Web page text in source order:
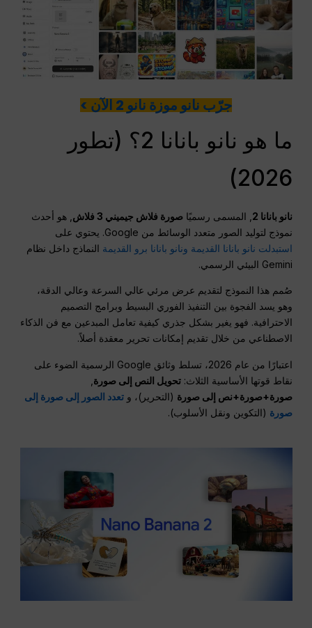
جرّب نانو موزة نانو 2 الآن >
ما هو نانو بانانا 2؟ (تطور
2026)
نانو بانانا 2 , المسمى رسميًاصورة فلاش جيميني 3 فلاش
, هو أحدث
نموذج لتوليد الصور متعدد الوسائط من Google. يحتوي على
استبدلت نانو بانانا القديمة ونانو بانانا برو القديمة النماذج داخل نظام
Gemini البيئي الرسمي.
صُمم هذا النموذج لتقديم عرض مرئي عالي السرعة وعالي الدقة،
وهو يسد الفجوة بين التنفيذ الفوري البسيط وبرامج التصميم
الاحترافية. فهو يغير بشكل جذري كيفية تعامل المبدعين مع فن الذكاء
الاصطناعي من خلال تقديم إمكانات تحرير معقدة أصلاً.
اعتبارًا من عام 2026، تسلط وثائق Google الرسمية الضوء على
نقاط قوتها الأساسية الثلاث:تحويل النص إلى صورة
صورة+صورة+نص إلى صورة (التحرير)، وتعدد الصور إلى صورة إلى
صورة (التكوين ونقل الأسلوب).